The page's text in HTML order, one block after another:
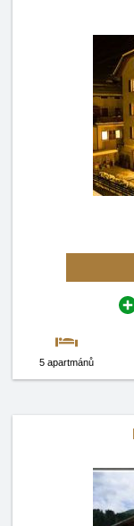
5 apartmánů